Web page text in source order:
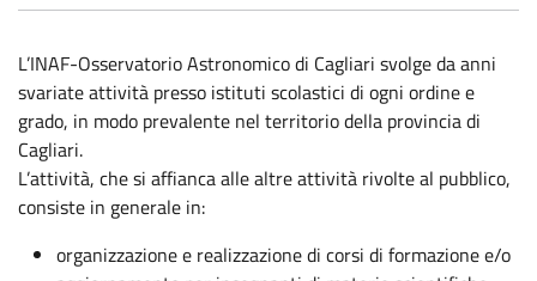
L’INAF-Osservatorio Astronomico di Cagliari svolge da anni
svariate attività presso istituti scolastici di ogni ordine e
grado, in modo prevalente nel territorio della provincia di
Cagliari.
L’attività, che si affianca alle altre attività rivolte al pubblico,
consiste in generale in:
organizzazione e realizzazione di corsi di formazione e/o